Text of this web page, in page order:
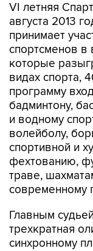
VI летняя
августа 2013
принимает
спортсменов в
которые
видах спорта,
программу
бадминтону,
и водному
волейболу,
спортивной и
фехтованию,
траве,
современному
Главным
трехкратная
синхронному